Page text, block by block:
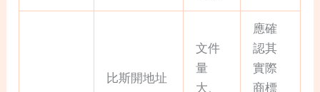
比斯開地址
文件
量
大、
應確
認其
實際
商標